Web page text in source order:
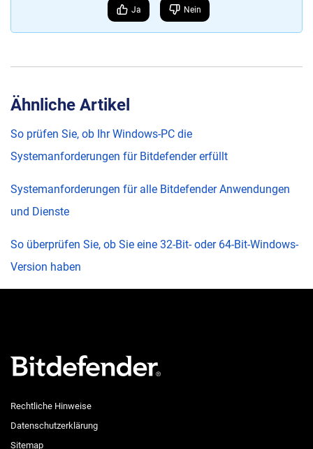
Ja Nein
Ähnliche Artikel
So prüfen Sie, ob Ihr Windows-PC die
Systemanforderungen für Bitdefender erfüllt
Systemanforderungen für alle Bitdefender Anwendungen
und Dienste
So überprüfen Sie, ob Sie eine 32-Bit- oder 64-Bit-Windows-
Version haben
Rechtliche Hinweise
Datenschutzerklärung
Sitemap